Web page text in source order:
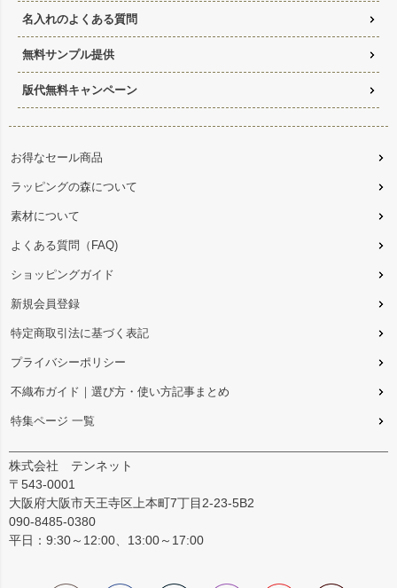
名入れのよくある質問
無料サンプル提供
版代無料キャンペーン
お得なセール商品
ラッピングの森について
素材について
よくある質問（FAQ)
ショッピングガイド
新規会員登録
特定商取引法に基づく表記
プライバシーポリシー
不織布ガイド｜選び方・使い方記事まとめ
特集ページ 一覧
株式会社 テンネット
〒543-0001
大阪府大阪市天王寺区上本町7丁目2-23-5B2
090-8485-0380
平日：9:30～12:00、13:00～17:00